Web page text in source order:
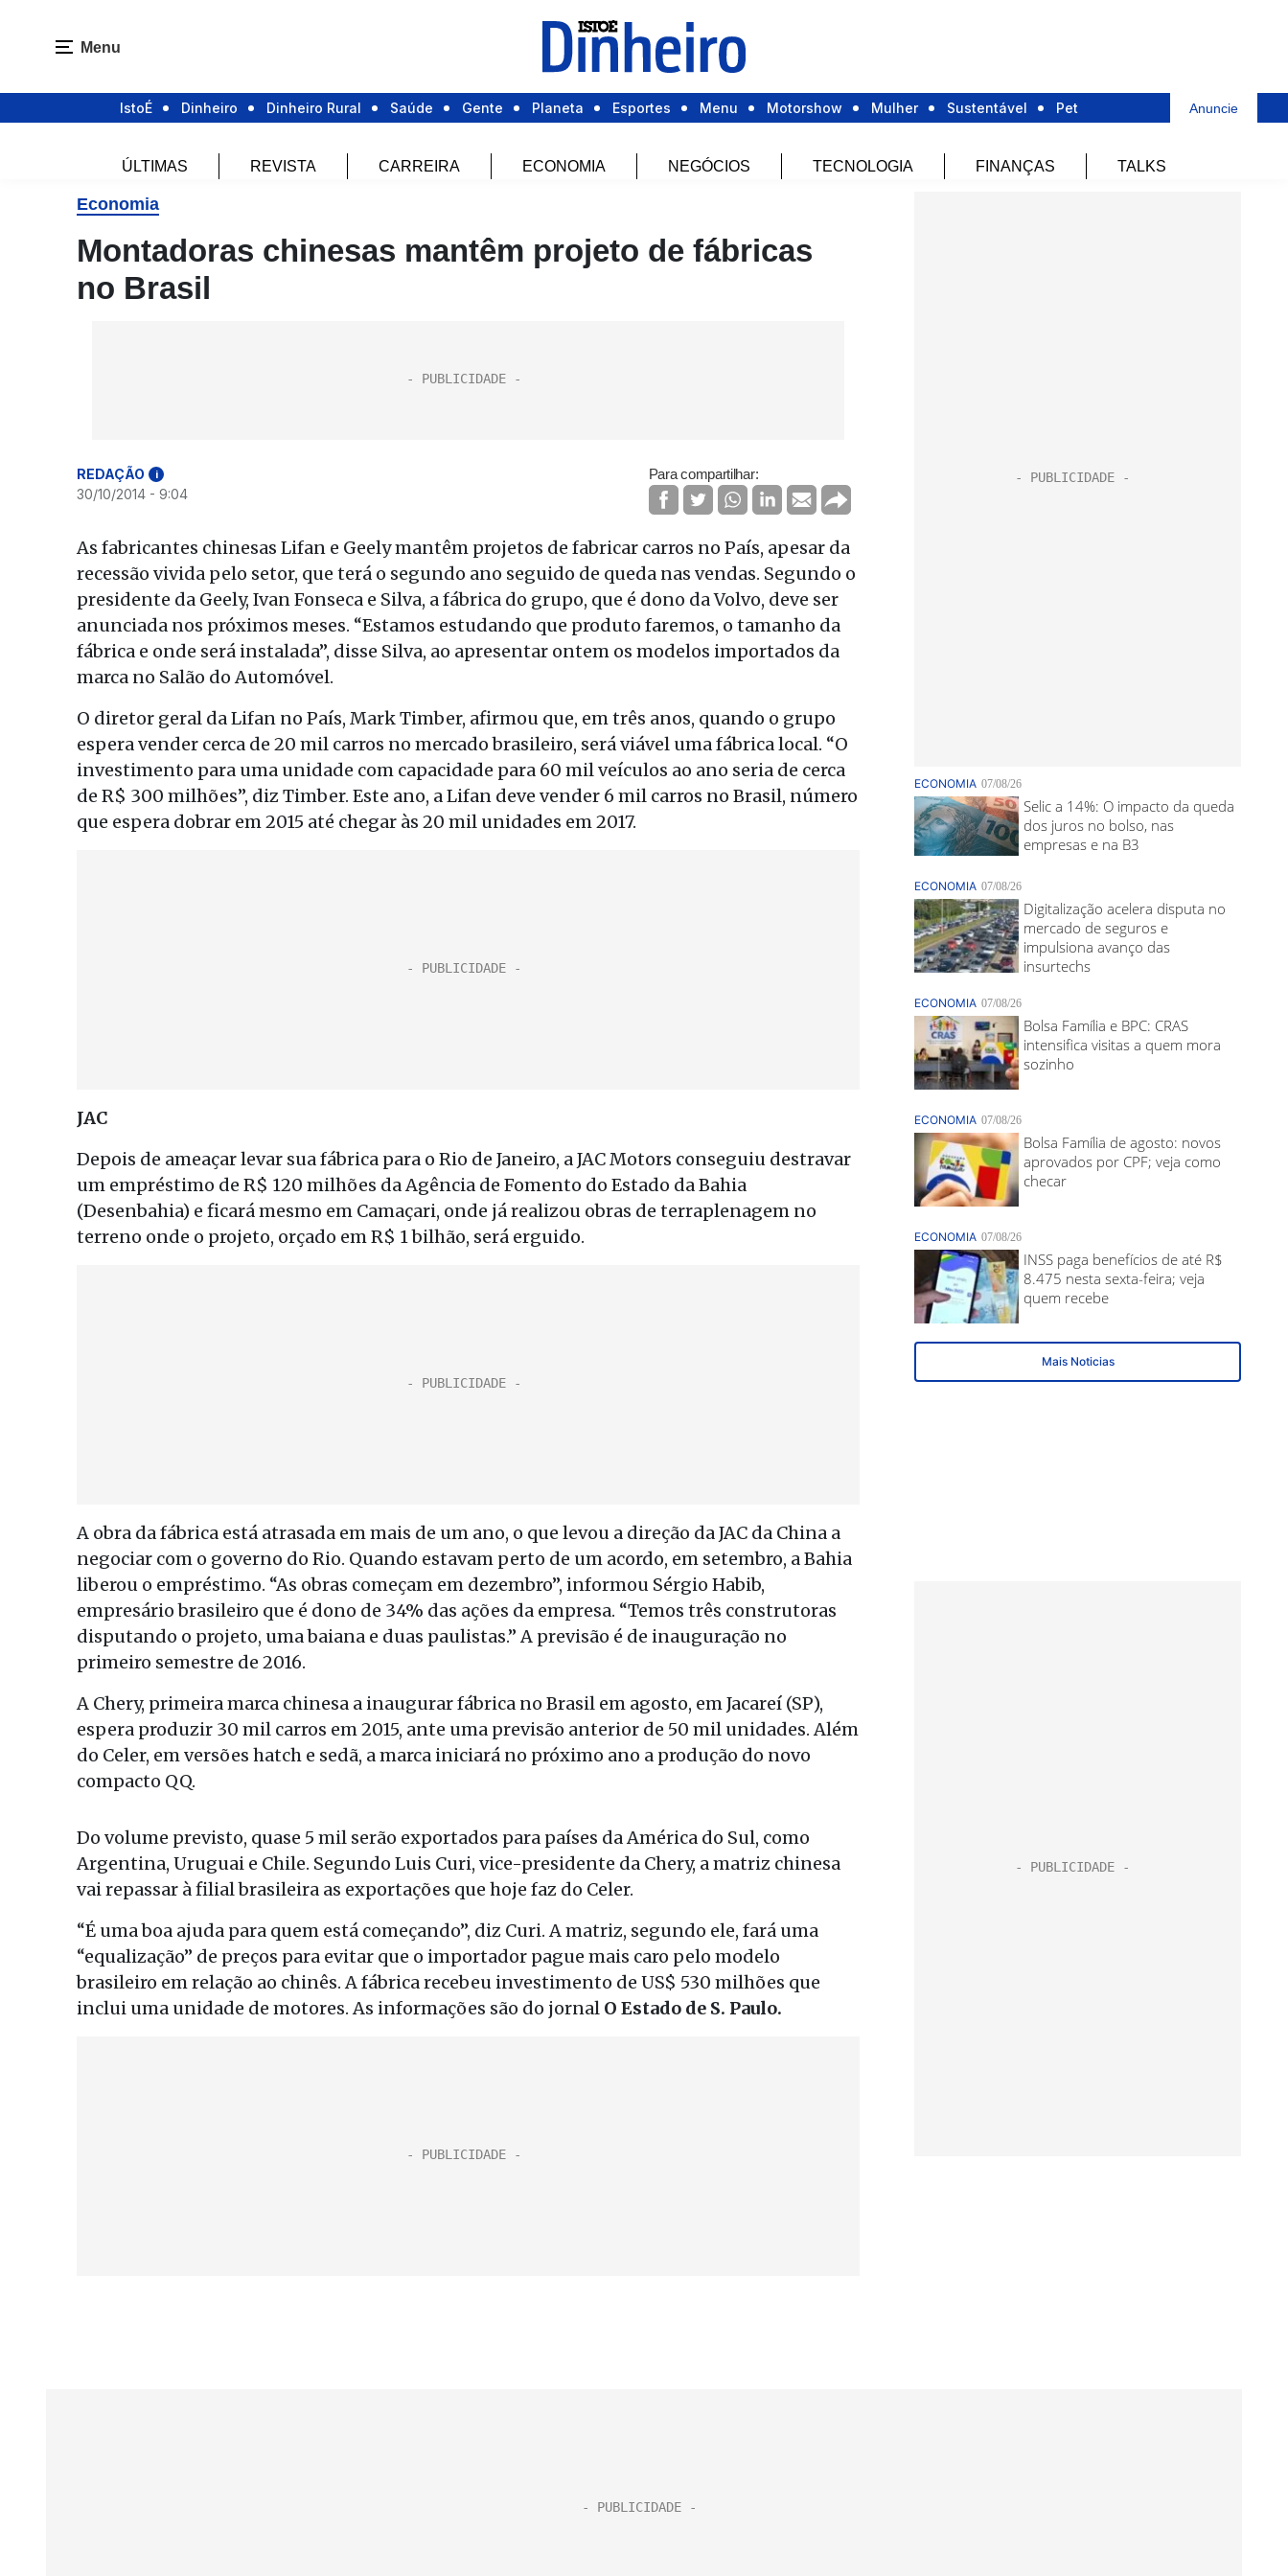
Menu
IstoÉ Dinheiro Dinheiro Rural Saúde Gente Planeta Esportes Menu Motorshow Mulher Sustentável Pet Anuncie
ÚLTIMAS REVISTA CARREIRA ECONOMIA NEGÓCIOS TECNOLOGIA FINANÇAS TALKS
Economia
Montadoras chinesas mantêm projeto de fábricas
no Brasil
REDAÇÃO i
30/10/2014 - 9:04
Para compartilhar:
As fabricantes chinesas Lifan e Geely mantêm projetos de fabricar carros no País, apesar da
recessão vivida pelo setor, que terá o segundo ano seguido de queda nas vendas. Segundo o
presidente da Geely, Ivan Fonseca e Silva, a fábrica do grupo, que é dono da Volvo, deve ser
anunciada nos próximos meses. “Estamos estudando que produto faremos, o tamanho da
fábrica e onde será instalada”, disse Silva, ao apresentar ontem os modelos importados da
marca no Salão do Automóvel.
O diretor geral da Lifan no País, Mark Timber, afirmou que, em três anos, quando o grupo
espera vender cerca de 20 mil carros no mercado brasileiro, será viável uma fábrica local. “O
investimento para uma unidade com capacidade para 60 mil veículos ao ano seria de cerca
de R$ 300 milhões”, diz Timber. Este ano, a Lifan deve vender 6 mil carros no Brasil, número
que espera dobrar em 2015 até chegar às 20 mil unidades em 2017.
JAC
Depois de ameaçar levar sua fábrica para o Rio de Janeiro, a JAC Motors conseguiu destravar
um empréstimo de R$ 120 milhões da Agência de Fomento do Estado da Bahia
(Desenbahia) e ficará mesmo em Camaçari, onde já realizou obras de terraplenagem no
terreno onde o projeto, orçado em R$ 1 bilhão, será erguido.
A obra da fábrica está atrasada em mais de um ano, o que levou a direção da JAC da China a
negociar com o governo do Rio. Quando estavam perto de um acordo, em setembro, a Bahia
liberou o empréstimo. “As obras começam em dezembro”, informou Sérgio Habib,
empresário brasileiro que é dono de 34% das ações da empresa. “Temos três construtoras
disputando o projeto, uma baiana e duas paulistas.” A previsão é de inauguração no
primeiro semestre de 2016.
A Chery, primeira marca chinesa a inaugurar fábrica no Brasil em agosto, em Jacareí (SP),
espera produzir 30 mil carros em 2015, ante uma previsão anterior de 50 mil unidades. Além
do Celer, em versões hatch e sedã, a marca iniciará no próximo ano a produção do novo
compacto QQ.
Do volume previsto, quase 5 mil serão exportados para países da América do Sul, como
Argentina, Uruguai e Chile. Segundo Luis Curi, vice-presidente da Chery, a matriz chinesa
vai repassar à filial brasileira as exportações que hoje faz do Celer.
“É uma boa ajuda para quem está começando”, diz Curi. A matriz, segundo ele, fará uma
“equalização” de preços para evitar que o importador pague mais caro pelo modelo
brasileiro em relação ao chinês. A fábrica recebeu investimento de US$ 530 milhões que
inclui uma unidade de motores. As informações são do jornal O Estado de S. Paulo.